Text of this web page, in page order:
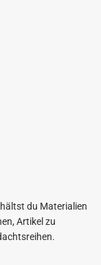
du Materialien
Artikel zu